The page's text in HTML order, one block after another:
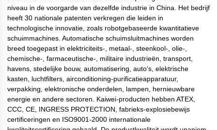
niveau in de voorgarde van dezelfde industrie in China. Het bedrijf
heeft 30 nationale patenten verkregen die leiden in
technologische innovatie, zoals robotgebaseerde kwantitatieve
schuimmachines. Automatische schuimsluitmachines worden
breed toegepast in elektriciteits-, metaal-, steenkool-, olie-,
chemische-, farmaceutische-, militaire industrieën, transport,
havens, stedelijke bouw, automatisering, auto's, elektrische
kasten, luchtfilters, airconditioning-purificatieapparatuur,
verpakking, elektronische onderdelen, lampen, hernieuwbare
energie en andere sectoren. Kaiwei-producten hebben ATEX,
CCC, CE, INGRESS PROTECTION, fabrieks-explosiebewijs
certificeringen en ISO9001-2000 internationale